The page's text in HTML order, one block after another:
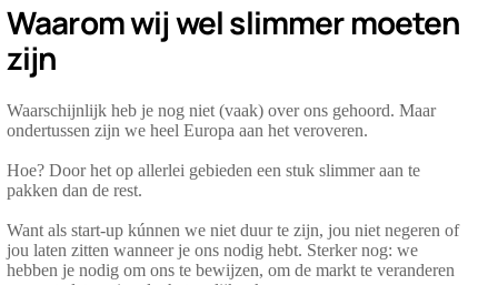
Waarom wij wel slimmer moeten
zijn
Waarschijnlijk heb je nog niet (vaak) over ons gehoord. Maar
ondertussen zijn we heel Europa aan het veroveren.
Hoe? Door het op allerlei gebieden een stuk slimmer aan te
pakken dan de rest.
Want als start-up kúnnen we niet duur te zijn, jou niet negeren of
jou laten zitten wanneer je ons nodig hebt. Sterker nog: we
hebben je nodig om ons te bewijzen, om de markt te veranderen